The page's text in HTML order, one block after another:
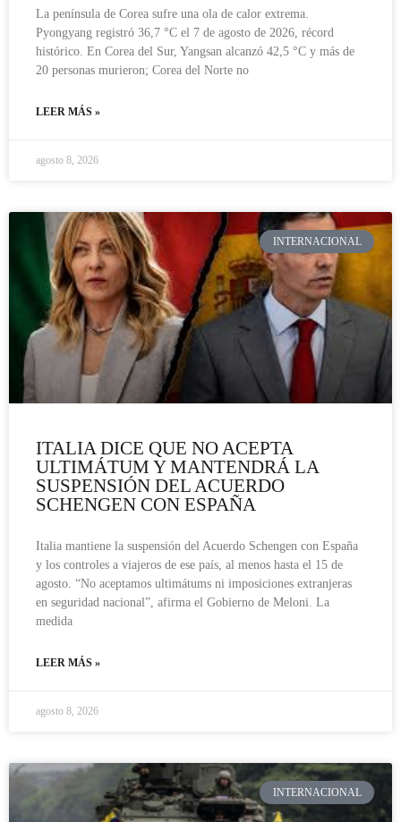
La península de Corea sufre una ola de calor extrema.
Pyongyang registró 36,7 °C el 7 de agosto de 2026, récord
histórico. En Corea del Sur, Yangsan alcanzó 42,5 °C y más de
20 personas murieron; Corea del Norte no
LEER MÁS »
agosto 8, 2026
INTERNACIONAL
ITALIA DICE QUE NO ACEPTA
ULTIMÁTUM Y MANTENDRÁ LA
SUSPENSIÓN DEL ACUERDO
SCHENGEN CON ESPAÑA
Italia mantiene la suspensión del Acuerdo Schengen con España
y los controles a viajeros de ese país, al menos hasta el 15 de
agosto. “No aceptamos ultimátums ni imposiciones extranjeras
en seguridad nacional”, afirma el Gobierno de Meloni. La
medida
LEER MÁS »
agosto 8, 2026
INTERNACIONAL